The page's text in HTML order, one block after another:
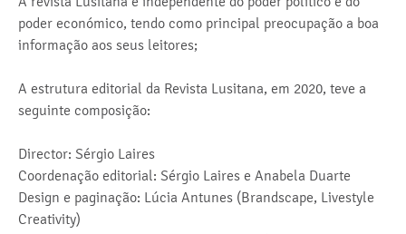
poder económico, tendo como principal preocupação a boa
informação aos seus leitores;
A estrutura editorial da Revista Lusitana, em 2020, teve a
seguinte composição:
Director: Sérgio Laires
Coordenação editorial: Sérgio Laires e Anabela Duarte
Design e paginação: Lúcia Antunes (Brandscape, Livestyle
Creativity)